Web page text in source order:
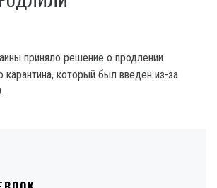
приняло решение о продлении
карантина, который был введен из-за